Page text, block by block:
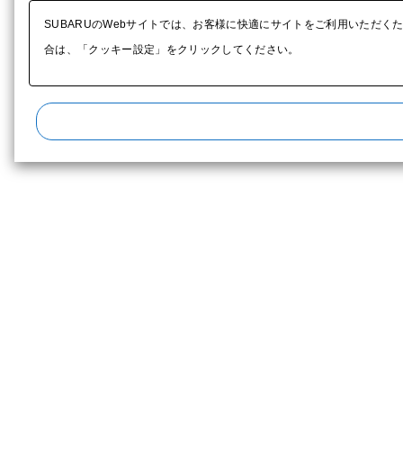
SUBARUのWebサイトでは、お客様に快適にサイトをご利用いただく
合は、「クッキー設定」をクリックしてください。​